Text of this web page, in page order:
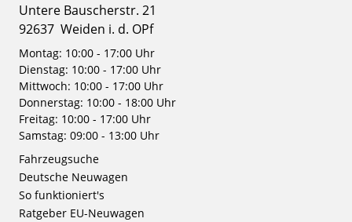
Untere Bauscherstr. 21
92637 Weiden i. d. OPf
Montag: 10:00 - 17:00 Uhr
Dienstag: 10:00 - 17:00 Uhr
Mittwoch: 10:00 - 17:00 Uhr
Donnerstag: 10:00 - 18:00 Uhr
Freitag: 10:00 - 17:00 Uhr
Samstag: 09:00 - 13:00 Uhr
Fahrzeugsuche
Deutsche Neuwagen
So funktioniert's
Ratgeber EU-Neuwagen